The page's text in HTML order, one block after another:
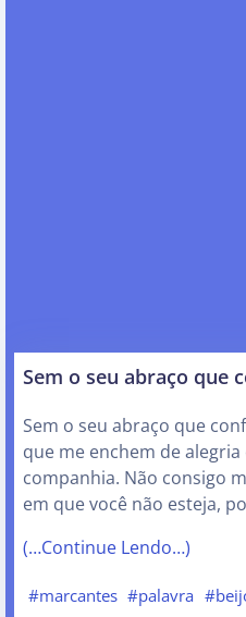
Sem o seu abraço que
Sem o seu abraço que
que me enchem de
companhia. Não consigo
em que você não esteja,
(…Continue Lendo…)
#marcantes #palavra